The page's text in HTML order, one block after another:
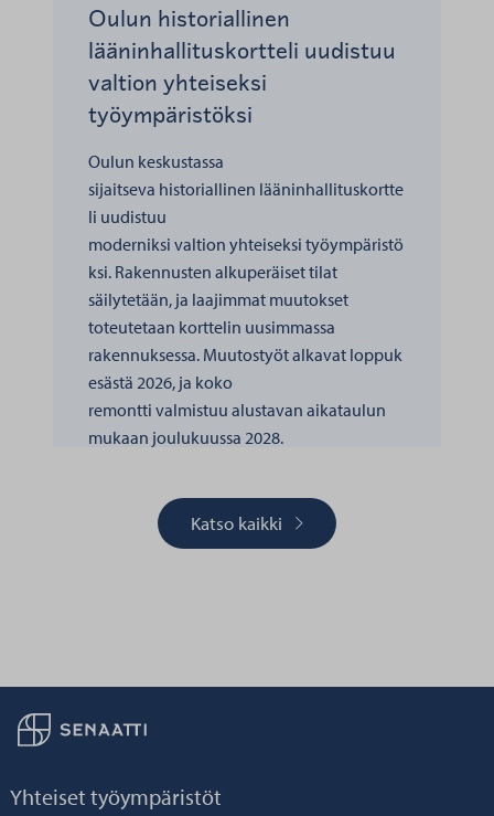
Oulun historiallinen
lääninhallituskortteli uudistuu
valtion yhteiseksi
työympäristöksi
Oulun keskustassa
sijaitseva historiallinen lääninhallituskortte
li uudistuu
moderniksi valtion yhteiseksi työympäristö
ksi. Rakennusten alkuperäiset tilat
säilytetään, ja laajimmat muutokset
toteutetaan korttelin uusimmassa
rakennuksessa. Muutostyöt alkavat loppuk
esästä 2026, ja koko
remontti valmistuu alustavan aikataulun
mukaan joulukuussa 2028.
Katso kaikki
Palaa taikaisin etusivulle
Yhteiset työympäristöt